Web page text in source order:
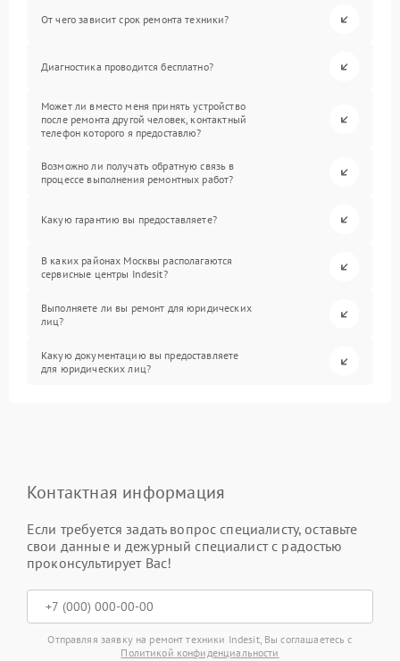
От чего зависит срок ремонта техники?
Диагностика проводится бесплатно?
Может ли вместо меня принять устройство
после ремонта другой человек, контактный
телефон которого я предоставлю?
Возможно ли получать обратную связь в
процессе выполнения ремонтных работ?
Какую гарантию вы предоставляете?
В каких районах Москвы располагаются
сервисные центры Indesit?
Выполняете ли вы ремонт для юридических
лиц?
Какую документацию вы предоставляете
для юридических лиц?
Контактная информация
Если требуется задать вопрос специалисту, оставьте
свои данные и дежурный специалист с радостью
проконсультирует Вас!
Отправляя заявку на ремонт техники Indesit, Вы соглашаетесь с
Политикой конфиденциальности